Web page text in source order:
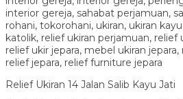
Relief Ukiran 14 Jalan Salib Kayu Jati